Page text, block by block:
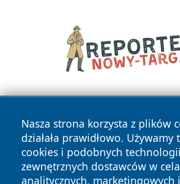
Nasza strona korzysta z plików
działała prawidłowo.
cookies i podobnych
zewnętrznych dostawców w
analitycznych, marketingowych i
Copyright © 2026 piekaryonline.pl